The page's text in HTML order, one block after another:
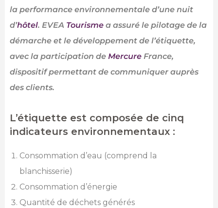
la performance environnementale d’une nuit
d’hôtel. EVEA Tourisme a assuré le pilotage de la
démarche et le développement de l’étiquette,
avec la participation de Mercure France,
dispositif permettant de communiquer auprès
des clients.
L’étiquette est composée de cinq
indicateurs environnementaux :
Consommation d’eau (comprend la
blanchisserie)
Consommation d’énergie
Quantité de déchets générés